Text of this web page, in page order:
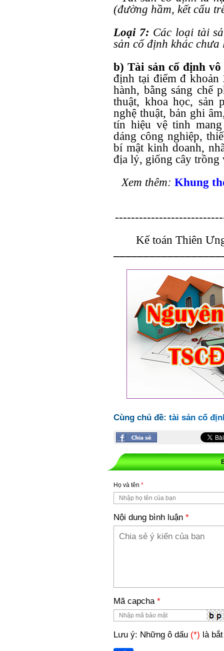
(đường hầm, kết cấu
Loại 7: Các loại tài
sản cố định khác
b) Tài sản cố định
định tại điểm đ
hành, bằng sáng chế
thuật, khoa học, sản
nghệ thuật, bản ghi
tín hiệu vệ tinh
dáng công nghiệp,
bí mật kinh doanh,
địa lý, giống cây trồng
Xem thêm: Khung
Kế toán Thiên
Cùng chủ đề: tài sản cố
Họ và tên *
Nội dung bình luận *
Mã capcha *
Lưu ý: Những ô dấu (*) là